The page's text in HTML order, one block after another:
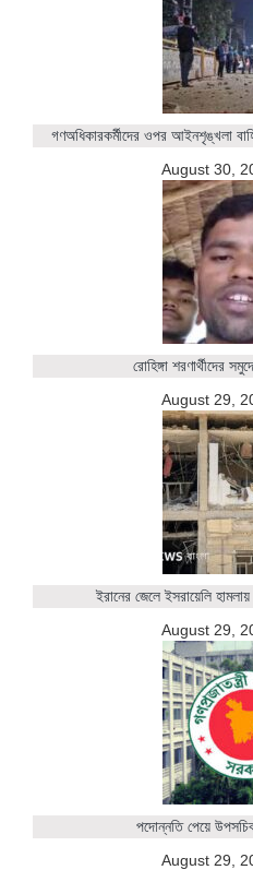
গণঅধিকারকর্মীদের ওপর আইনশৃঙ্খলা
August 30,
রোহিঙ্গা শরণার্থীদের
August 29,
ইরানের জেলে ইসরায়েলি
August 29,
পদোন্নতি পেয়ে
August 29,